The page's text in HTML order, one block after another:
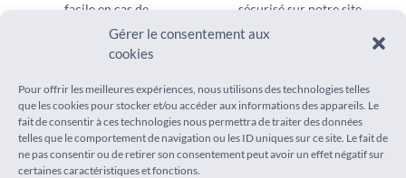
Gérer le consentement aux
cookies
Pour offrir les meilleures expériences, nous utilisons des technologies telles
que les cookies pour stocker et/ou accéder aux informations des appareils. Le
fait de consentir à ces technologies nous permettra de traiter des données
telles que le comportement de navigation ou les ID uniques sur ce site. Le fait de
ne pas consentir ou de retirer son consentement peut avoir un effet négatif sur
certaines caractéristiques et fonctions.
facile en cas de
remboursement
sécurisé sur notre site
INFORMATIONS AIDE